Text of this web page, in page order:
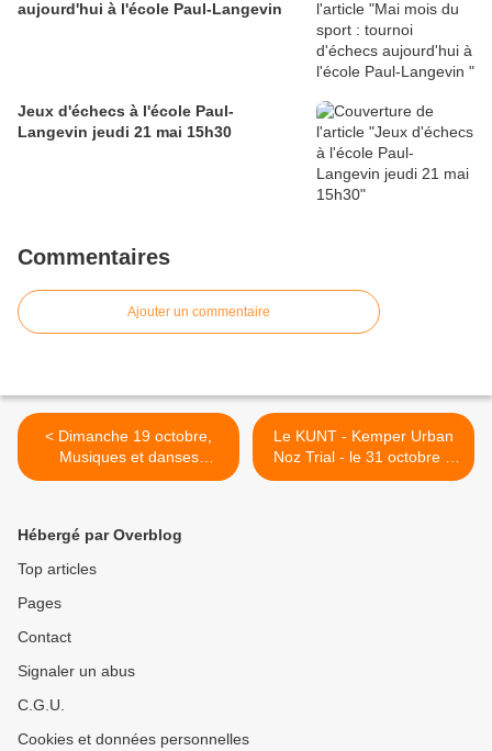
aujourd'hui à l'école Paul-Langevin
Jeux d'échecs à l'école Paul-
Langevin jeudi 21 mai 15h30
Commentaires
Ajouter un commentaire
< Dimanche 19 octobre,
Musiques et danses
bretonnes au Kostum Park-
Le KUNT - Kemper Urban
Noz Trial - le 31 octobre à
Quimper >
Hébergé par Overblog
Top articles
Pages
Contact
Signaler un abus
C.G.U.
Cookies et données personnelles